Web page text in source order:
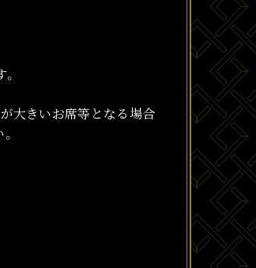
大きいお席等となる場合